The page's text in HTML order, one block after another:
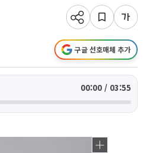
구글 선호매체 추가
00:00 / 03:55